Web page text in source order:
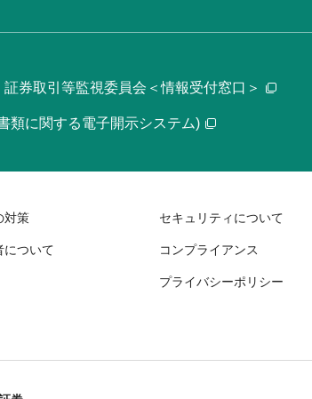
証券取引等監視委員会＜情報受付窓口＞
類に関する電子開示システム)
対策 セキュリティについて
について コンプライアンス
プライバシーポリシー